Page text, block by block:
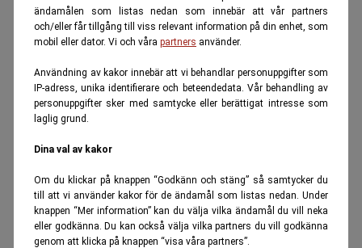
ändamålen som listas nedan som innebär att vår partners
och/eller får tillgång till viss relevant information på din enhet, som
mobil eller dator. Vi och våra partners använder.
Användning av kakor innebär att vi behandlar personuppgifter som
IP-adress, unika identifierare och beteendedata. Vår behandling av
personuppgifter sker med samtycke eller berättigat intresse som
laglig grund.
Dina val av kakor
Om du klickar på knappen “Godkänn och stäng” så samtycker du
till att vi använder kakor för de ändamål som listas nedan. Under
knappen “Mer information” kan du välja vilka ändamål du vill neka
eller godkänna. Du kan också välja vilka partners du vill godkänna
genom att klicka på knappen “visa våra partners”.